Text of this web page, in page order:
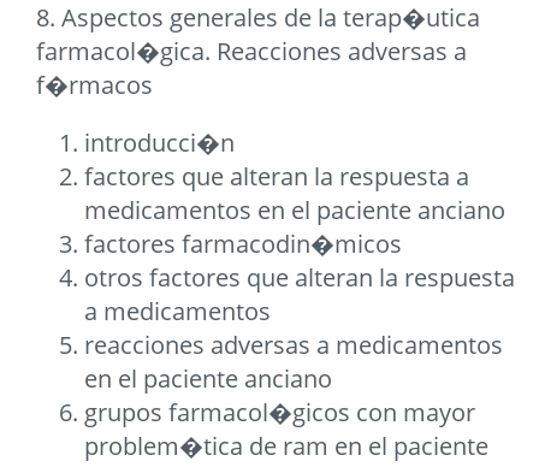
8. Aspectos generales de la terap�utica
farmacol�gica. Reacciones adversas a
f�rmacos
introducci�n
factores que alteran la respuesta a
medicamentos en el paciente anciano
factores farmacodin�micos
otros factores que alteran la respuesta
a medicamentos
reacciones adversas a medicamentos
en el paciente anciano
grupos farmacol�gicos con mayor
problem�tica de ram en el paciente